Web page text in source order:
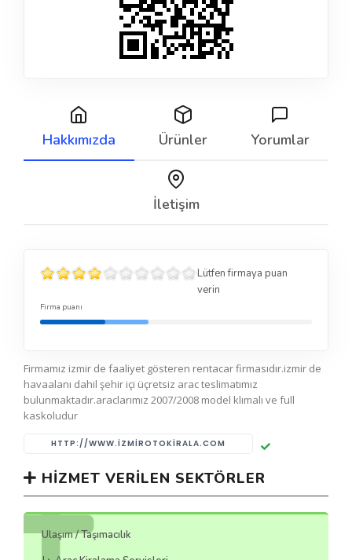
Hakkımızda Ürünler Yorumlar
İletişim
Lütfen firmaya puan
verin
Firma puanı
Firmamız izmir de faaliyet gösteren rentacar firmasıdır.izmir de
havaalanı dahil şehir içi üçretsiz arac teslimatımız
bulunmaktadır.araclarımız 2007/2008 model klımalı ve full
kaskoludur
HTTP://WWW.IZMIROTOKIRALA.COM
HIZMET VERILEN SEKTÖRLER
Ulaşım / Taşımacılık